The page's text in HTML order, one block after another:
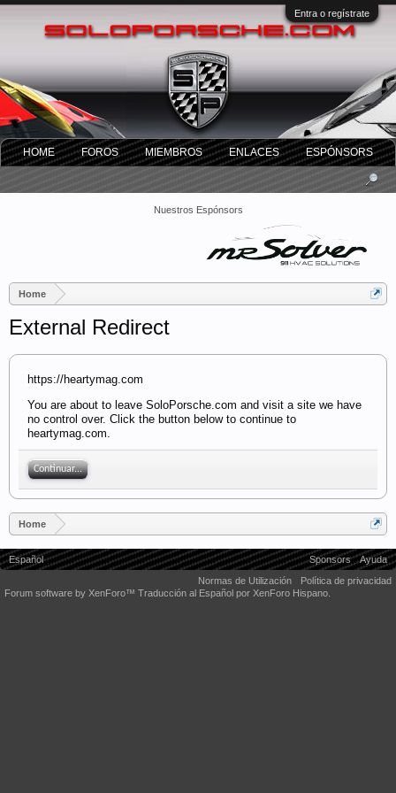
Entra o regístrate
Nuestros Espónsors
Home
External Redirect
https://heartymag.com
You are about to leave SoloPorsche.com and visit a site we have
no control over. Click the button below to continue to
heartymag.com.
Continuar...
Home
HOME FOROS MIEMBROS ENLACES ESPÓNSORS
Español Sponsors
Ayuda
Normas de Utilización
Política de privacidad
Forum software by XenForo™ Traducción al Español por XenForo Hispano.